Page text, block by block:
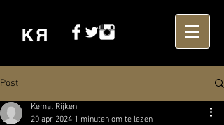
Post
Kemal Rijken
20 apr 2024 1 minuten om te lezen